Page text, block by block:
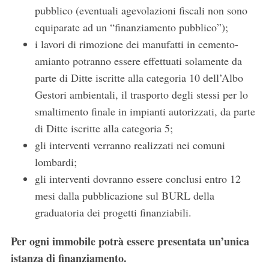
pubblico (eventuali agevolazioni fiscali non sono
equiparate ad un “finanziamento pubblico”);
i lavori di rimozione dei manufatti in cemento-
amianto potranno essere effettuati solamente da
parte di Ditte iscritte alla categoria 10 dell’Albo
Gestori ambientali, il trasporto degli stessi per lo
smaltimento finale in impianti autorizzati, da parte
di Ditte iscritte alla categoria 5;
gli interventi verranno realizzati nei comuni
lombardi;
gli interventi dovranno essere conclusi entro 12
mesi dalla pubblicazione sul BURL della
graduatoria dei progetti finanziabili.
Per ogni immobile potrà essere presentata un’unica
istanza di finanziamento.